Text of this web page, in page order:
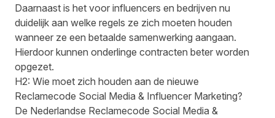
Daarnaast is het voor influencers en bedrijven nu
duidelijk aan welke regels ze zich moeten houden
wanneer ze een betaalde samenwerking aangaan.
Hierdoor kunnen onderlinge contracten beter worden
opgezet.
H2: Wie moet zich houden aan de nieuwe
Reclamecode Social Media & Influencer Marketing?
De Nederlandse Reclamecode Social Media &